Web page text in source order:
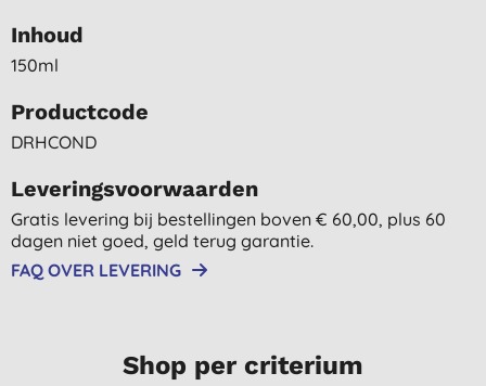
Inhoud
150ml
Productcode
DRHCOND
Leveringsvoorwaarden
Gratis levering bij bestellingen boven € 60,00, plus 60
dagen niet goed, geld terug garantie.
FAQ OVER LEVERING
Shop per criterium